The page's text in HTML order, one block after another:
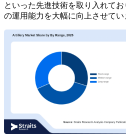
といった先進技術を取り入れて
の運用能力を大幅に向上させてい